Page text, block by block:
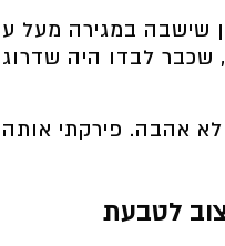
שישבה במגירה מעל
שכבר לבדו היה
אהבה. פירקתי
לטבעת